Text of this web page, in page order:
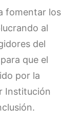
fomentar los
al
del
que el
por la
Institución